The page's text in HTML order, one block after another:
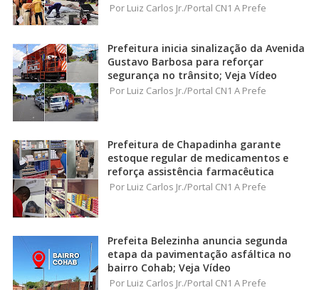
Por Luiz Carlos Jr./Portal CN1 A Prefe
Prefeitura inicia sinalização da Avenida
Gustavo Barbosa para reforçar
segurança no trânsito; Veja Vídeo
Por Luiz Carlos Jr./Portal CN1 A Prefe
Prefeitura de Chapadinha garante
estoque regular de medicamentos e
reforça assistência farmacêutica
Por Luiz Carlos Jr./Portal CN1 A Prefe
Prefeita Belezinha anuncia segunda
etapa da pavimentação asfáltica no
bairro Cohab; Veja Vídeo
Por Luiz Carlos Jr./Portal CN1 A Prefe